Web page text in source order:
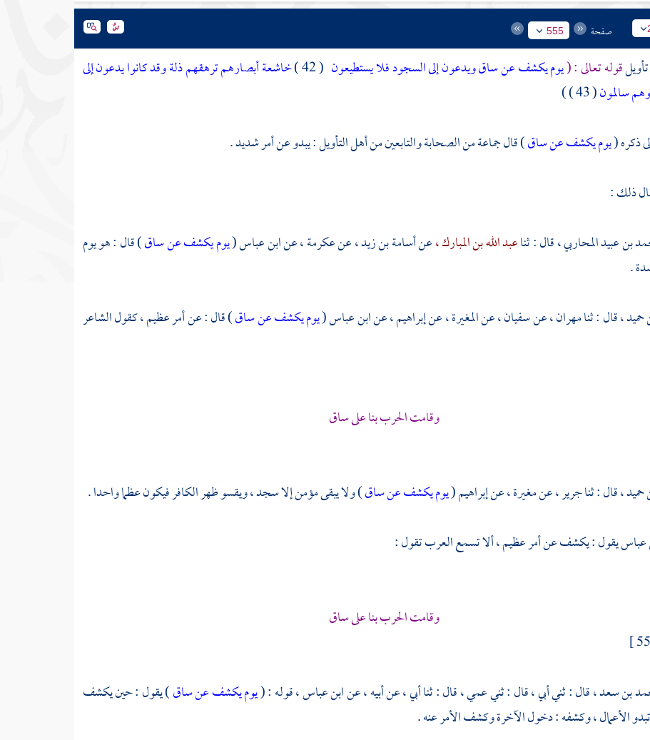
صفحة 555
قوله تعالى : (يوم يكشف عن ساق ويدعون إلى السجود فلا يستطيعون ( 42 )
خاشعة أبصارهم ترهقهم ذلة وقد كانوا يدعون إلى
سالمون( 43 ) )
ذكره (يوم يكشف عن ساق) قال جماعة من الصحابة والتابعين من أهل التأويل : يبدو عن أمر شديد .
ذلك :
بن عبيد المحاربي ،قال : ثناعبد الله بن المبارك ،عنأسامة بن زيد ،عنعكرمة ،عنابن عباس(يوم يكشف عن ساق) قال : هو يوم
.
حميد ،قال : ثنامهران ،عنسفيان ،عنالمغيرة ،عنإبراهيم ،عنابن عباس(يوم يكشف عن ساق) قال : عن أمر عظيم ، كقول الشاعر
وقامت الحرب بنا على ساق
حميد ،قال : ثناجرير ،عنمغيرة ،عنإبراهيم(يوم يكشف عن ساق) ولا يبقى مؤمن إلا سجد ، ويقسو ظهر الكافر فيكون عظما واحدا .
عباسيقول : يكشف عن أمر عظيم ، ألا تسمع العرب تقول :
وقامت الحرب بنا على ساق
بن سعد ،قال : ثني أبي ، قال : ثني عمي ، قال : ثنا أبي ، عن أبيه ، عنابن عباس ،قوله : (يوم يكشف عن ساق) يقول : حين يكشف
الأعمال ، وكشفه : دخول الآخرة وكشف الأمر عنه .